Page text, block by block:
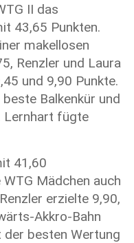
II das
43,65 Punkten.
makellosen
Renzler und Laura
und 9,90 Punkte.
Balkenkür und
Lernhart fügte
41,60
Mädchen auch
erzielte 9,90,
Akkro-Bahn
der besten Wertung